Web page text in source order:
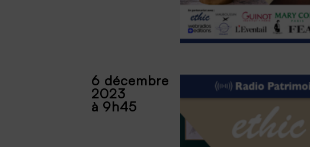
6 décembre
2023
à 9h45